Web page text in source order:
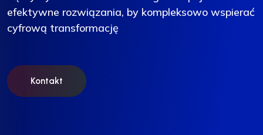
efektywne rozwiązania, by kompleksowo wspierać
cyfrową transformację
Kontakt
efektywne rozwiązania, by kompleksowo wspierać
cyfrową transformację
Kontakt
efektywne rozwiązania, by kompleksowo wspierać
cyfrową transformację
Kontakt